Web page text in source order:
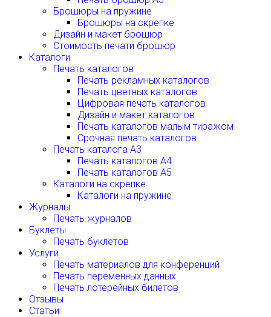
Брошюры на пружине
Брошюры на скрепке
Дизайн и макет брошюр
Стоимость печати брошюр
Каталоги
Печать каталогов
Печать рекламных каталогов
Печать цветных каталогов
Цифровая печать каталогов
Дизайн и макет каталогов
Печать каталогов малым тиражом
Срочная печать каталогов
Печать каталога А3
Печать каталогов А4
Печать каталогов А5
Каталоги на скрепке
Каталоги на пружине
Журналы
Печать журналов
Буклеты
Печать буклетов
Услуги
Печать материалов для конференций
Печать переменных данных
Печать лотерейных билетов
Отзывы
Статьи